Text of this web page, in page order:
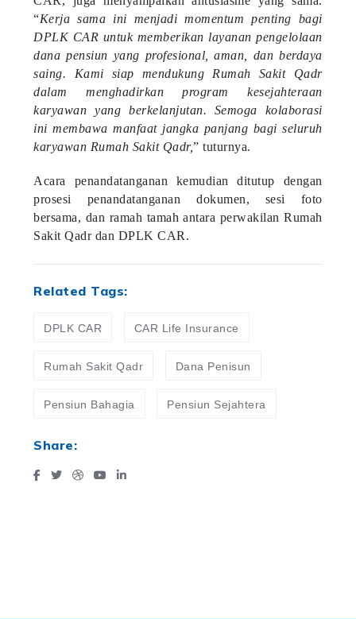
“Kerja sama ini menjadi momentum penting bagi
DPLK CAR untuk memberikan layanan pengelolaan
dana pensiun yang profesional, aman, dan berdaya
saing. Kami siap mendukung Rumah Sakit Qadr
dalam menghadirkan program kesejahteraan
karyawan yang berkelanjutan. Semoga kolaborasi
ini membawa manfaat jangka panjang bagi seluruh
karyawan Rumah Sakit Qadr,” tuturnya.
Acara penandatanganan kemudian ditutup dengan
prosesi penandatanganan dokumen, sesi foto
bersama, dan ramah tamah antara perwakilan Rumah
Sakit Qadr dan DPLK CAR.
Related Tags:
DPLK CAR CAR Life Insurance
Rumah Sakit Qadr Dana Penisun
Pensiun Bahagia Pensiun Sejahtera
Share: